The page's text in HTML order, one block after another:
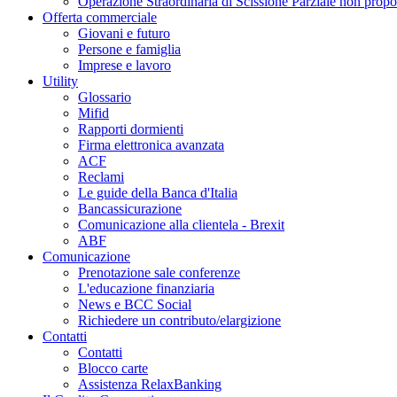
Offerta commerciale
Giovani e futuro
Persone e famiglia
Imprese e lavoro
Utility
Glossario
Mifid
Rapporti dormienti
Firma elettronica avanzata
ACF
Reclami
Le guide della Banca d'Italia
Bancassicurazione
Comunicazione alla clientela - Brexit
ABF
Comunicazione
Prenotazione sale conferenze
L'educazione finanziaria
News e BCC Social
Richiedere un contributo/elargizione
Contatti
Contatti
Blocco carte
Assistenza RelaxBanking